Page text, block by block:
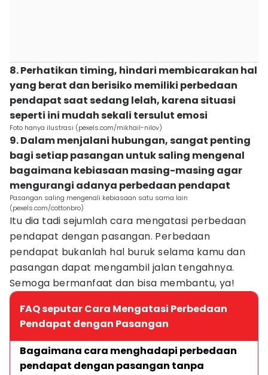
8. Perhatikan timing, hindari membicarakan hal
yang berat dan berisiko memiliki perbedaan
pendapat saat sedang lelah, karena situasi
seperti ini mudah sekali tersulut emosi
Foto hanya ilustrasi (pexels.com/mikhail-nilov)
9. Dalam menjalani hubungan, sangat penting
bagi setiap pasangan untuk saling mengenal
bagaimana kebiasaan masing-masing agar
mengurangi adanya perbedaan pendapat
Pasangan saling mengenali kebiasaan satu sama lain
(pexels.com/cottonbro)
Itu dia tadi sejumlah cara mengatasi perbedaan
pendapat dengan pasangan. Perbedaan
pendapat bukanlah hal buruk selama kamu dan
pasangan dapat mengambil jalan tengahnya.
Semoga bermanfaat dan bisa membantu, ya!
FAQ seputar Cara Mengatasi Perbedaan
Pendapat dengan Pasangan
Bagaimana cara menghadapi perbedaan
pendapat dengan pasangan tanpa